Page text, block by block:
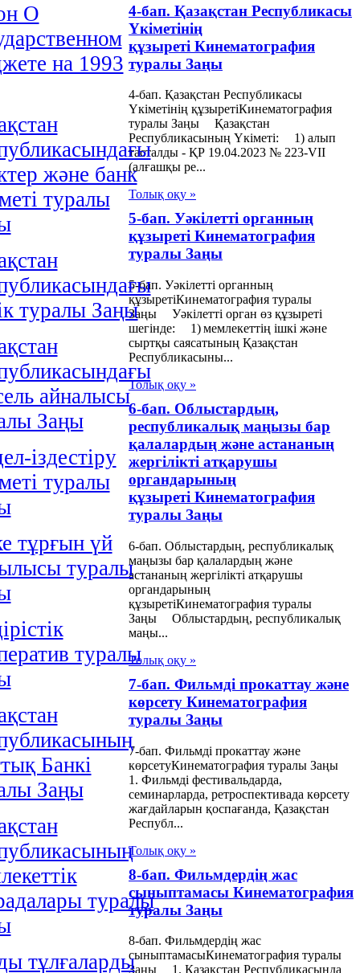
О
на 1993
және банк
туралы
туралы Заңы
айналысы
Заңы
iздестiру
туралы
тұрғын үй
туралы
туралы
Банкі
Заңы
туралы
тұлғаларды
4-бап. Қазақстан Республикасы
Үкіметінің
құзыреті Кинематография
туралы Заңы
4-бап. Қазақстан Республикасы
Үкіметінің құзыретіКинематография
туралы Заңы Қазақстан
Республикасының Үкіметі: 1) алып
тасталды - ҚР 19.04.2023 № 223-VII
(алғашқы ре...
Толық оқу »
5-бап. Уәкілетті органның
құзыреті Кинематография
туралы Заңы
5-бап. Уәкілетті органның
құзыретіКинематография туралы
Заңы Уәкілетті орган өз құзыреті
шегінде: 1) мемлекеттің ішкі және
сыртқы саясатының Қазақстан
Республикасыны...
Толық оқу »
6-бап. Облыстардың,
республикалық маңызы бар
қалалардың және астананың
жергілікті атқарушы
органдарының
құзыреті Кинематография
туралы Заңы
6-бап. Облыстардың, республикалық
маңызы бар қалалардың және
астананың жергілікті атқарушы
органдарының
құзыретіКинематография туралы
Заңы Облыстардың, республикалық
маңы...
Толық оқу »
7-бап. Фильмді прокаттау және
көрсету Кинематография
туралы Заңы
7-бап. Фильмді прокаттау және
көрсетуКинематография туралы Заңы
1. Фильмді фестивальдарда,
семинарларда, ретроспективада көрсету
жағдайларын қоспағанда, Қазақстан
Республ...
Толық оқу »
8-бап. Фильмдердің жас
сыныптамасы Кинематография
туралы Заңы
8-бап. Фильмдердің жас
сыныптамасыКинематография туралы
Заңы 1. Қазақстан Республикасында